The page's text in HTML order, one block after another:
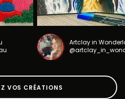
Artclay in
VOS CRÉATIONS